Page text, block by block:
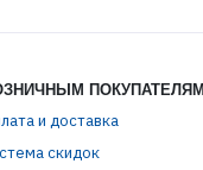
и доставка
скидок